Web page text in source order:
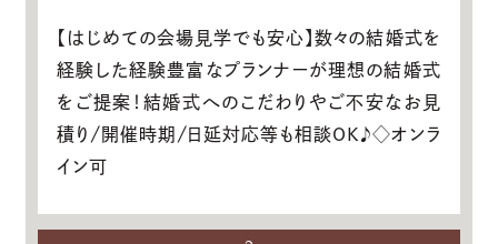
【はじめての会場見学でも安心】数々の結婚式を
経験した経験豊富なプランナーが理想の結婚式
をご提案！結婚式へのこだわりやご不安なお見
積り/開催時期/日延対応等も相談OK♪◇オンラ
イン可